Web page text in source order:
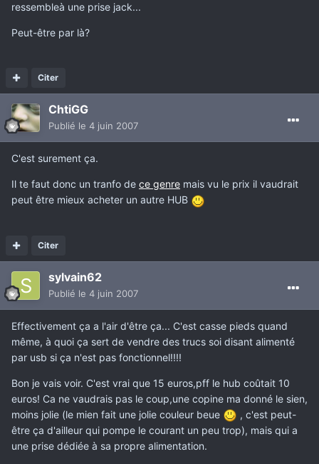
ressembleà une prise jack...
Peut-être par là?
Citer
ChtiGG
Publié le 4 juin 2007
C'est surement ça.
Il te faut donc un tranfo de ce genre mais vu le prix il vaudrait
peut être mieux acheter un autre HUB
Citer
sylvain62
Publié le 4 juin 2007
Effectivement ça a l'air d'être ça... C'est casse pieds quand
même, à quoi ça sert de vendre des trucs soi disant alimenté
par usb si ça n'est pas fonctionnel!!!!
Bon je vais voir. C'est vrai que 15 euros,pff le hub coûtait 10
euros! Ca ne vaudrais pas le coup,une copine ma donné le sien,
moins jolie (le mien fait une jolie couleur beue
, c'est peut-
être ça d'ailleur qui pompe le courant un peu trop), mais qui a
une prise dédiée à sa propre alimentation.